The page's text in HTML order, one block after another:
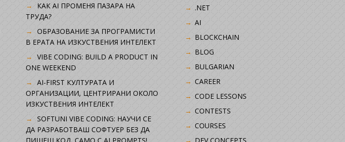
КАК AI ПРОМЕНЯ ПАЗАРА НА
ТРУДА?
ОБРАЗОВАНИЕ ЗА ПРОГРАМИСТИ
В ЕРАТА НА ИЗКУСТВЕНИЯ ИНТЕЛЕКТ
VIBE CODING: BUILD A PRODUCT IN
ONE WEEKEND
AI-FIRST КУЛТУРАТА И
ОРГАНИЗАЦИИ, ЦЕНТРИРАНИ ОКОЛО
ИЗКУСТВЕНИЯ ИНТЕЛЕКТ
SOFTUNI VIBE CODING: НАУЧИ СЕ
ДА РАЗРАБОТВАШ СОФТУЕР БЕЗ ДА
ПИШЕШ КОД, САМО С AI PROMPTS!
.NET
AI
BLOCKCHAIN
BLOG
BULGARIAN
CAREER
CODE LESSONS
CONTESTS
COURSES
DEV CONCEPTS